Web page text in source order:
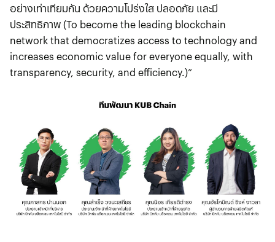
อย่างเท่าเทียมกัน ด้วยความโปร่งใส ปลอดภัย และมี
ประสิทธิภาพ (To become the leading blockchain
network that democratizes access to technology and
increases economic value for everyone equally, with
transparency, security, and efficiency.)”